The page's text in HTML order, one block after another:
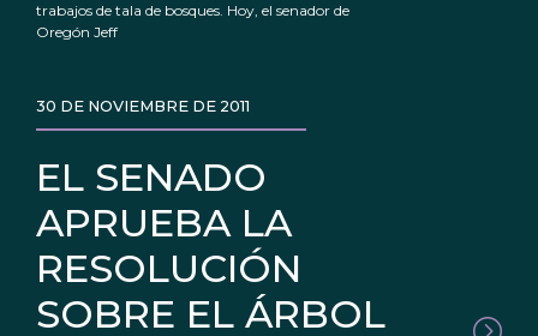
trabajos de tala de bosques. Hoy, el senador de
Oregón Jeff
EL SENADO
APRUEBA LA
RESOLUCIÓN
SOBRE EL ÁRBOL
30 DE NOVIEMBRE DE 2011